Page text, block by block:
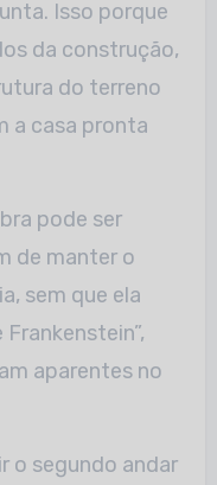
Isso porque
da construção,
do terreno
a casa pronta
pode ser
de manter o
sem que ela
aparentes no
o segundo andar